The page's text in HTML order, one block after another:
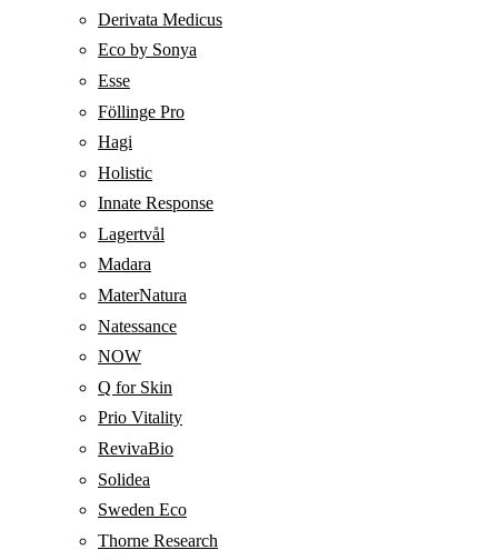
Derivata Medicus
Eco by Sonya
Esse
Föllinge Pro
Hagi
Holistic
Innate Response
Lagertvål
Madara
MaterNatura
Natessance
NOW
Q for Skin
Prio Vitality
RevivaBio
Solidea
Sweden Eco
Thorne Research